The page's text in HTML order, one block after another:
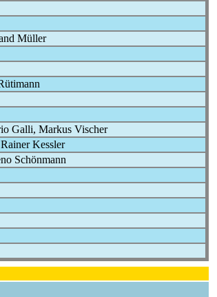
Müller
Galli, Markus Vischer
Kessler
Schönmann